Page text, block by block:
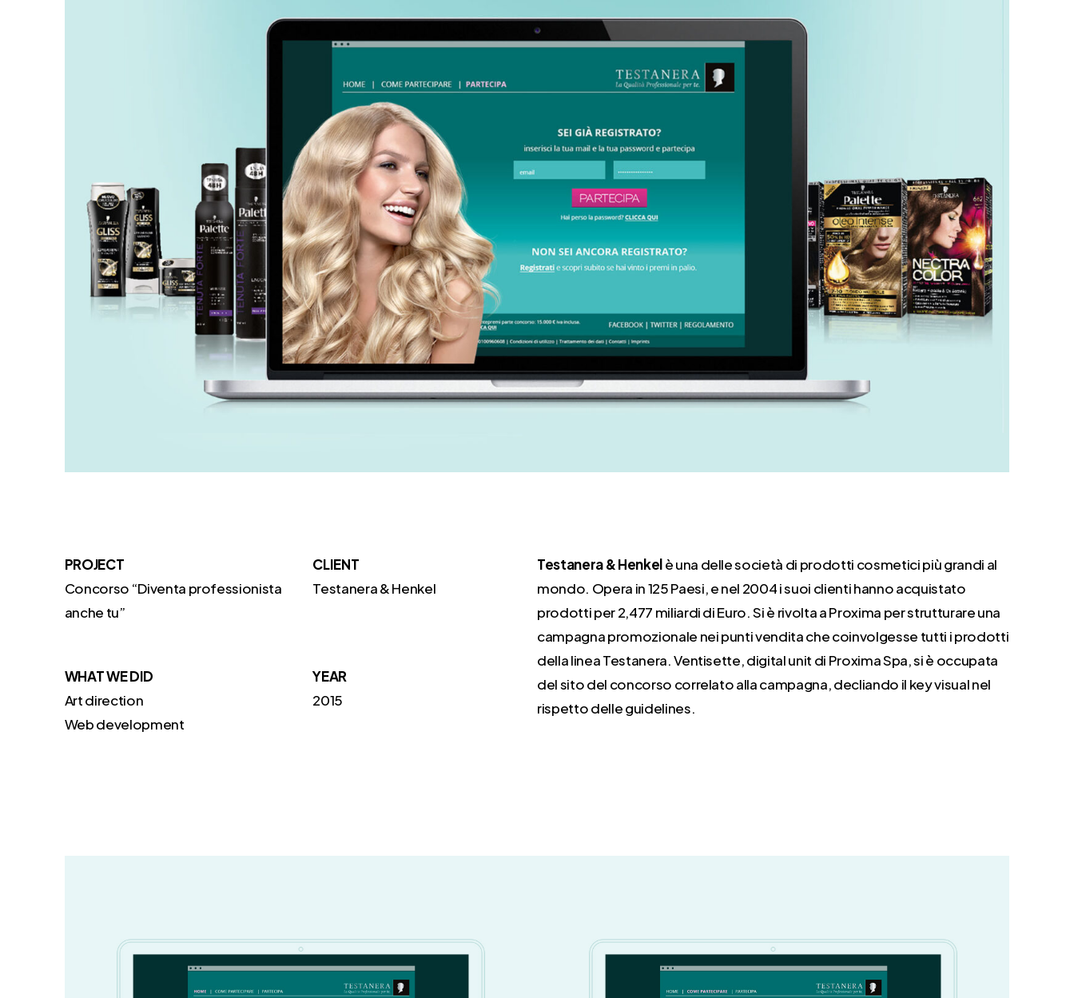
PROJECT
Concorso “Diventa professionista
anche tu”
CLIENT
Testanera & Henkel
WHAT WE DID
Art direction
Web development
YEAR
2015
Testanera & Henkelè una delle società di prodotti cosmetici più grandi al
mondo. Opera in 125 Paesi, e nel 2004 i suoi clienti hanno acquistato
prodotti per 2,477 miliardi di Euro. Si è rivolta a Proxima per strutturare una
campagna promozionale nei punti vendita che coinvolgesse tutti i prodotti
della linea Testanera. Ventisette, digital unit di Proxima Spa, si è occupata
del sito del concorso correlato alla campagna, decliando il key visual nel
rispetto delle guidelines.